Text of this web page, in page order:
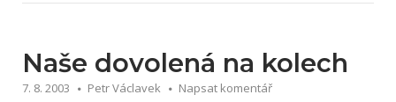
Naše dovolená na kolech
7. 8. 2003 Petr Václavek Napsat komentář